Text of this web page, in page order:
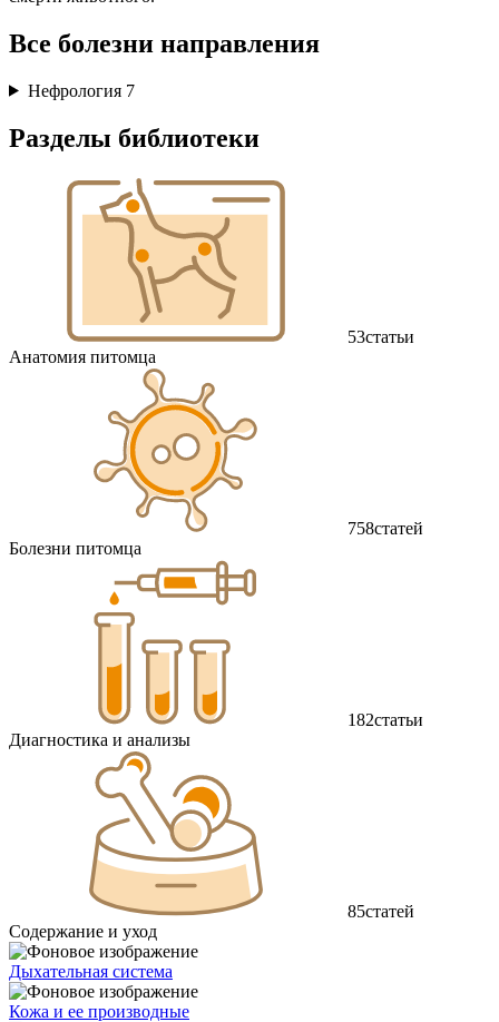
Все болезни направления
Нефрология 7
Разделы библиотеки
53статьи
Анатомия питомца
758статей
Болезни питомца
182статьи
Диагностика и анализы
85статей
Содержание и уход
Дыхательная система
Кожа и ее производные